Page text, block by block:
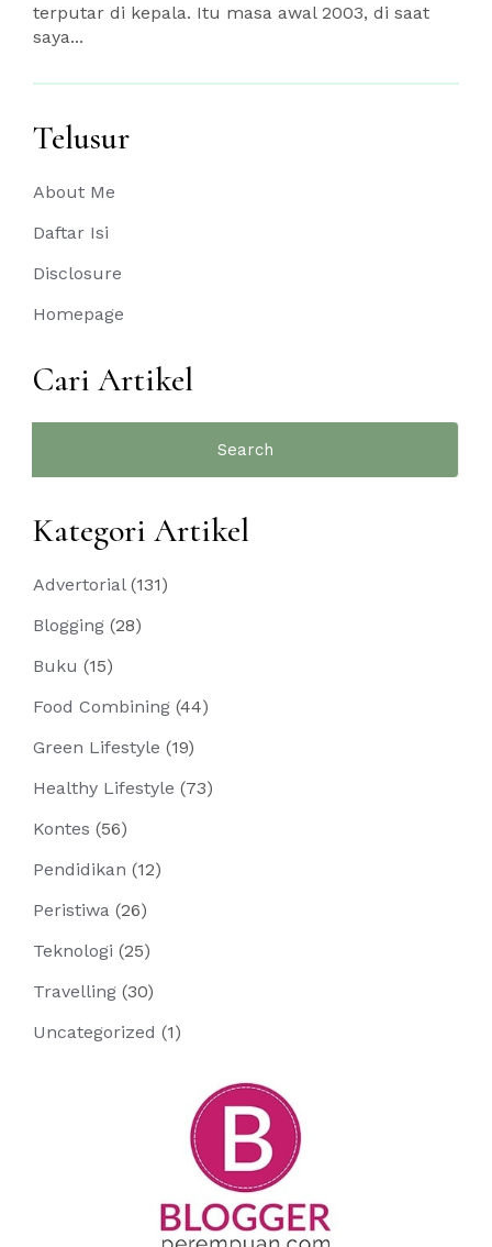
terputar di kepala. Itu masa awal 2003, di saat
saya...
Telusur
About Me
Daftar Isi
Disclosure
Homepage
Cari Artikel
Kategori Artikel
Advertorial (131)
Blogging (28)
Buku (15)
Food Combining (44)
Green Lifestyle (19)
Healthy Lifestyle (73)
Kontes (56)
Pendidikan (12)
Peristiwa (26)
Teknologi (25)
Travelling (30)
Uncategorized (1)